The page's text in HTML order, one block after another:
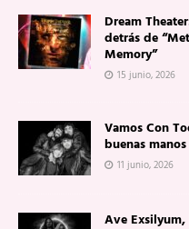
Dream
detrás de
Memory”
15 junio, 2026
Vamos Con
buenas manos
11 junio, 2026
Ave